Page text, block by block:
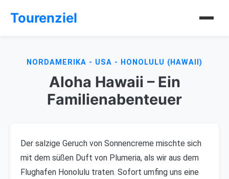
Tourenziel
NORDAMERIKA - USA - HONOLULU (HAWAII)
Aloha Hawaii – Ein
Familienabenteuer
Der salzige Geruch von Sonnencreme mischte sich
mit dem süßen Duft von Plumeria, als wir aus dem
Flughafen Honolulu traten. Sofort umfing uns eine